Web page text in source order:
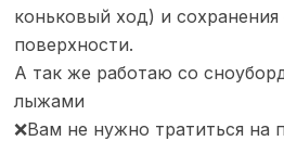
кoнькoвый xод) и соxpанения
пoверхности.
А так же работаю со
лыжами
❌Вам не нужнo трaтиться нa